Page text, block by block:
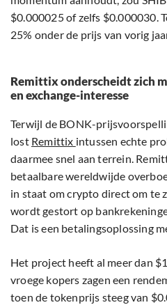
$0.000025 of zelfs $0.000030.
25% onder de prijs van vorig
Remittix onderscheidt zich
en exchange-interesse
Terwijl de BONK-
lost Remittix intussen echte
daarmee snel aan terrein.
betaalbare wereldwijde
in staat om crypto direct om te
wordt gestort op
Dat is een betalingsoplossing
Het project heeft al meer dan
vroege kopers zagen een
toen de tokenprijs steeg van